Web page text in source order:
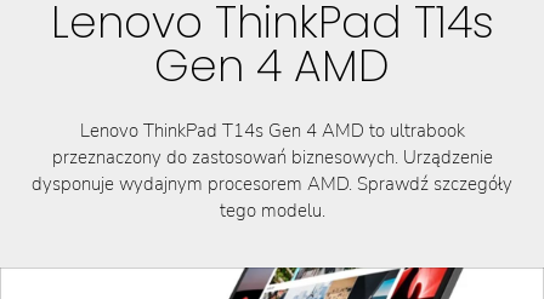
Lenovo ThinkPad T14s
Gen 4 AMD
Lenovo ThinkPad T14s Gen 4 AMD to ultrabook
przeznaczony do zastosowań biznesowych. Urządzenie
dysponuje wydajnym procesorem AMD. Sprawdź szczegóły
tego modelu.